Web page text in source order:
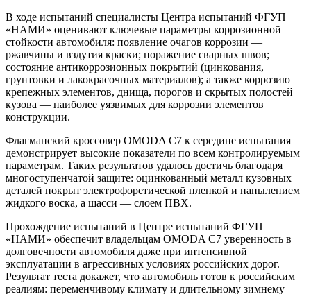
В ходе испытаний специалисты Центра испытаний ФГУП
«НАМИ» оценивают ключевые параметры коррозионной
стойкости автомобиля: появление очагов коррозии —
ржавчины и вздутия краски; поражение сварных швов;
состояние антикоррозионных покрытий (цинкования,
грунтовки и лакокрасочных материалов); а также коррозию
крепежных элементов, днища, порогов и скрытых полостей
кузова — наиболее уязвимых для коррозии элементов
конструкции.
Флагманский кроссовер OMODA C7 к середине испытания
демонстрирует высокие показатели по всем контролируемым
параметрам. Таких результатов удалось достичь благодаря
многоступенчатой защите: оцинкованный металл кузовных
деталей покрыт электрофоретической пленкой и напылением
жидкого воска, а шасси — слоем ПВХ.
Прохождение испытаний в Центре испытаний ФГУП
«НАМИ» обеспечит владельцам OMODA C7 уверенность в
долговечности автомобиля даже при интенсивной
эксплуатации в агрессивных условиях российских дорог.
Результат теста докажет, что автомобиль готов к российским
реалиям: переменчивому климату и длительному зимнему